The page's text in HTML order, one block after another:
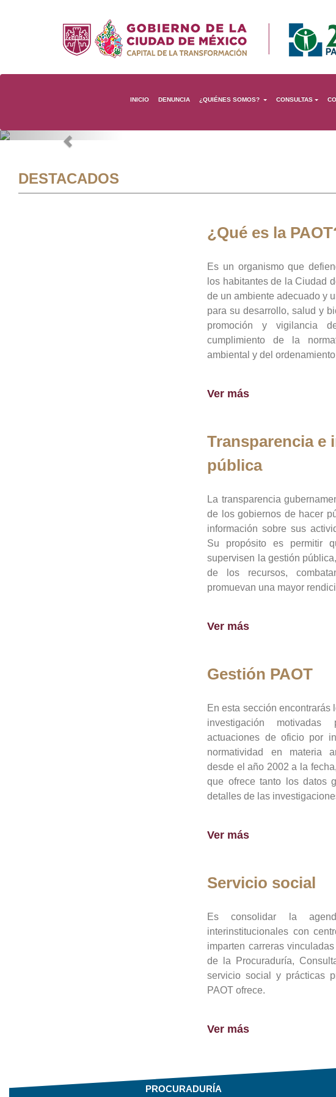
INICIO DENUNCIA ¿QUIÉNES SOMOS? CONSULTAS
Previous
DESTACADOS
¿Qué es la
Es un organismo que
los habitantes de la Ciudad
de un ambiente adecuado y
para su desarrollo, salud y
promoción y vigilancia
cumplimiento de la
ambiental y del
Ver más
Transparencia e
pública
La transparencia
de los gobiernos de hacer
información sobre sus
Su propósito es permitir
supervisen la gestión
de los recursos,
promuevan una mayor
Ver más
Gestión PAOT
En esta sección encontrarás
investigación
actuaciones de oficio por
normatividad en materia
desde el año 2002 a la
que ofrece tanto los datos
detalles de las
Ver más
Servicio social
Es consolidar la
interinstitucionales con
imparten carreras
de la Procuraduría,
servicio social y prácticas
PAOT ofrece.
Ver más
PROCURADURÍA